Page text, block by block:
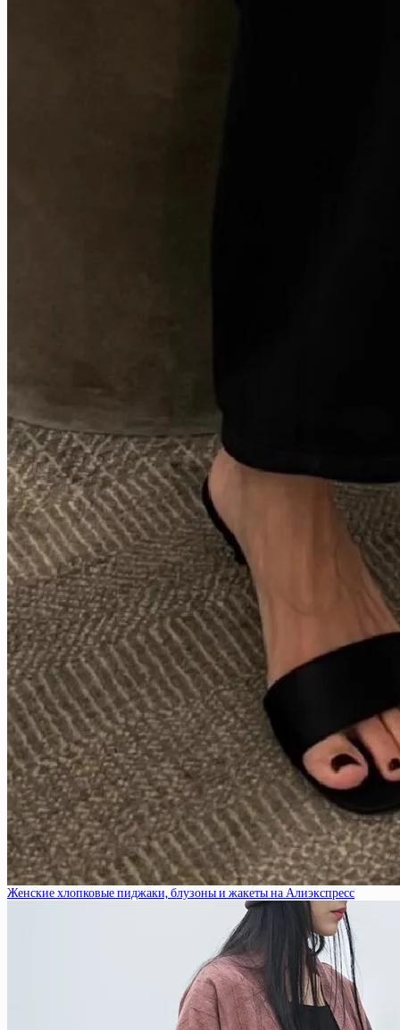
Женские хлопковые пиджаки, блузоны и жакеты на Алиэкспресс